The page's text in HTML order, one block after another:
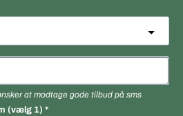
at modtage gode tilbud på sms
(vælg 1)